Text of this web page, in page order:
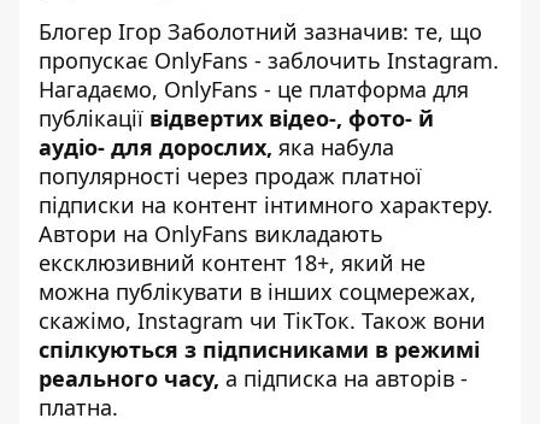
Блогер Ігор Заболотний зазначив: те, що
пропускає OnlyFans - заблочить Instagram.
Нагадаємо, OnlyFans - це платформа для
публікації відвертих відео-, фото- й
аудіо- для дорослих, яка набула
популярності через продаж платної
підписки на контент інтимного характеру.
Автори на OnlyFans викладають
ексклюзивний контент 18+, який не
можна публікувати в інших соцмережах,
скажімо, Instagram чи ТікТок. Також вони
спілкуються з підписниками в режимі
реального часу, а підписка на авторів -
платна.